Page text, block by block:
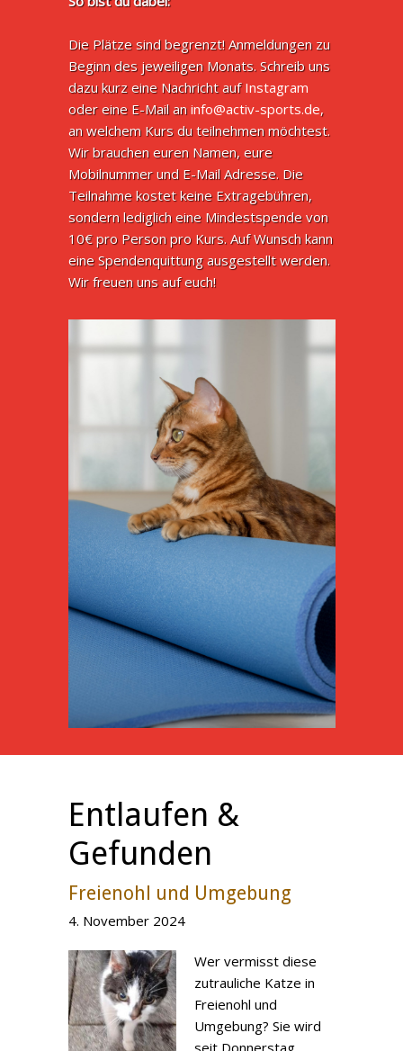
Die Plätze sind begrenzt! Anmeldungen zu
Beginn des jeweiligen Monats. Schreib uns
dazu kurz eine Nachricht aufInstagram
oder eine E-Mail aninfo@activ-sports.de,
an welchem Kurs du teilnehmen möchtest.
Wir brauchen euren Namen, eure
Mobilnummer und E-Mail Adresse. Die
Teilnahme kostet keine Extragebühren,
sondern lediglich eine Mindestspende von
10€ pro Person pro Kurs. Auf Wunsch kann
eine Spendenquittung ausgestellt werden.
Wir freuen uns auf euch!
Entlaufen &
Gefunden
Freienohl und Umgebung
4. November 2024
Wer vermisst diese
zutrauliche Katze in
Freienohl und
Umgebung? Sie wird
seit Donnerstag